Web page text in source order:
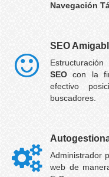
Navegación
SEO
Estructuración
SEO con la
efectivo
buscadores.
Administrador
web de